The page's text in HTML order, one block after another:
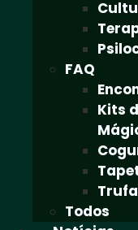
FAQ
Kits
Todos